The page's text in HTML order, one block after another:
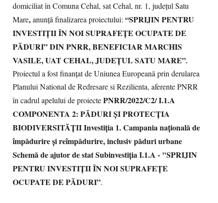
domiciliat în Comuna Cehal, sat Cehal, nr. 1, județul Satu
Mare,anunță finalizarea proiectului: “SPRIJIN PENTRU
INVESTIȚII ÎN NOI SUPRAFEȚE OCUPATE DE
PĂDURI”DIN PNRR, BENEFICIAR MARCHIS
VASILE, UAT CEHAL, JUDEȚUL SATU MARE”.
Proiectul a fost finanțat de Uniunea Europeană prin derularea
Planului National de Redresare si Rezilienta, aferente PNRR
în cadrul apelului de proiectePNRR/2022/C2/ I.1.A
COMPONENTA 2: PĂDURI ȘI PROTECȚIA
BIODIVERSITĂȚII Investiția 1. Campania națională de
împădurire și reîmpădurire, inclusiv păduri urbane
Schemă de ajutor de stat Subinvestiția I.1.A - "SPRIJIN
PENTRU INVESTIȚII ÎN NOI SUPRAFEŢE
OCUPATE DE PĂDURI”.